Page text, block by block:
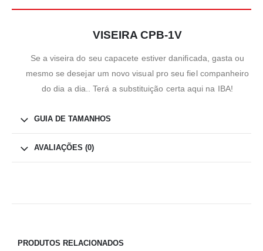
VISEIRA CPB-1V
Se a viseira do seu capacete estiver danificada, gasta ou
mesmo se desejar um novo visual pro seu fiel companheiro
do dia a dia.. Terá a substituição certa aqui na IBA!
GUIA DE TAMANHOS
AVALIAÇÕES (0)
PRODUTOS RELACIONADOS